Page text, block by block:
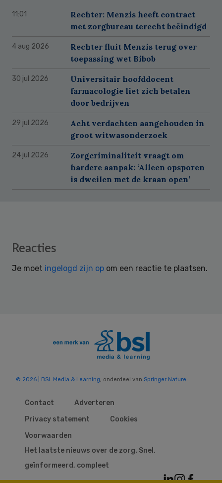
11:01
Rechter: Menzis heeft contract
met zorgbureau terecht beëindigd
4 aug 2026
Rechter fluit Menzis terug over
toepassing wet Bibob
30 jul 2026
Universitair hoofddocent
farmacologie liet zich betalen
door bedrijven
29 jul 2026
Acht verdachten aangehouden in
groot witwasonderzoek
24 jul 2026
Zorgcriminaliteit vraagt om
hardere aanpak: ‘Alleen opsporen
is dweilen met de kraan open’
Reader
Reacties
Je moet ingelogd zijn op om een reactie te plaatsen.
© 2026 | BSL Media & Learning, onderdeel van Springer Nature
Contact
Adverteren
Privacy statement
Cookies
Voorwaarden
Het laatste nieuws over de zorg. Snel,
geïnformeerd, compleet